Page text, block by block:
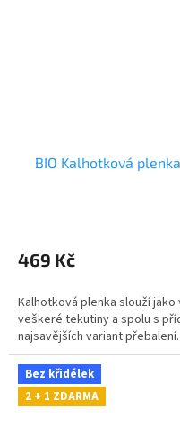
BIO Kalhotková
469 Kč
Kalhotková plenka slouží
veškeré tekutiny a spolu s
najsavějších variant
Bez křidélek
2 + 1 ZDARMA